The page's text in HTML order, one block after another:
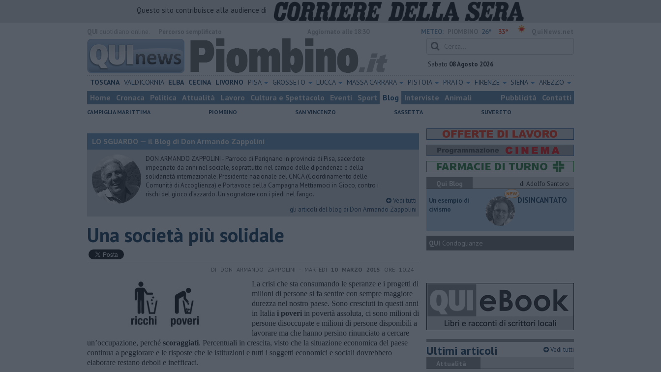
Questo sito contribuisce alla audience di
METEO: 26° 33°
Sabato 08 Agosto 2026
TOSCANA VALDICORNIA ELBA CECINA LIVORNO PISA GROSSETO LUCCA MASSA CARRARA PISTOIA PRATO FIRENZE SIENA AREZZO
Home Cronaca Politica Attualità Lavoro Cultura e Spettacolo Eventi Sport Blog Interviste Animali Pubblicità Contatti
CAMPIGLIA MARITTIMA PIOMBINO SAN VINCENZO SASSETTA SUVERETO
LO SGUARDO — il Blog di Don Armando Zappolini
DON ARMANDO ZAPPOLINI - Parroco di Perignano in provincia di Pisa, sacerdote
impegnato da anni nel sociale, soprattutto nel campo delle dipendenze e della
solidarietà internazionale. Presidente nazionale del CNCA (Coordinamento delle
Comunità di Accoglienza) e Portavoce della Campagna Mettiamoci in Gioco, contro i
rischi del gioco d’azzardo. Un sognatore con i piedi nel fango.
Vedi tutti
gli articoli del blog di Don Armando Zappolini
​Una società più solidale
DI DON ARMANDO ZAPPOLINI - MARTEDÌ 10 MARZO 2015 ORE 10:24
La crisi che sta consumando le speranze e i progetti di
milioni di persone si fa sentire con sempre maggiore
durezza nel nostro paese. Sono cresciuti in questi anni
in Italia i poveri in povertà assoluta, ci sono milioni di
persone disoccupate e milioni di persone disponibili a
lavorare ma che hanno persino rinunciato a cercare
un’occupazione, perché scoraggiati. Percentuali in crescita, visto che la situazione economica del paese
continua a peggiorare e le risposte che le istituzioni e tutti i soggetti economici e sociali dovrebbero
elaborare restano deboli e inefficaci.
Qui Blog
di Adolfo Santoro
​Un esempio di
civismo
DISINCANTATO
QUI Condoglianze
Ultimi articoli Vedi tutti
Attualità